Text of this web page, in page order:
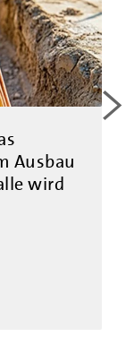
Ausbau
wird
>